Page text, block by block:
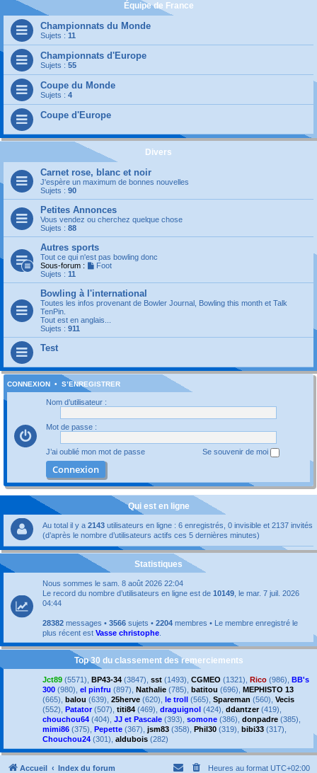
Équipe de France
Championnats du Monde
Sujets : 11
Championnats d'Europe
Sujets : 55
Coupe du Monde
Sujets : 4
Coupe d'Europe
Divers
Carnet rose, blanc et noir
J'espère un maximum de bonnes nouvelles
Sujets : 90
Petites Annonces
Vous vendez ou cherchez quelque chose
Sujets : 88
Autres sports
Tout ce qui n'est pas bowling donc
Sous-forum :
Foot
Sujets : 11
Bowling à l'international
Toutes les infos provenant de Bowler Journal, Bowling this month et Talk
TenPin.
Tout est en anglais...
Sujets : 911
Test
CONNEXION • S’ENREGISTRER
Nom d’utilisateur :
Mot de passe :
J’ai oublié mon mot de passe Se souvenir de moi
Qui est en ligne
Au total il y a 2143 utilisateurs en ligne : 6 enregistrés, 0 invisible et 2137 invités
(d’après le nombre d’utilisateurs actifs ces 5 dernières minutes)
Statistiques
Nous sommes le sam. 8 août 2026 22:04
Le record du nombre d’utilisateurs en ligne est de 10149 , le mar. 7 juil. 2026
04:44
28382 messages • 3566 sujets • 2204 membres • Le membre enregistré le
plus récent est Vasse christophe
Top 30 du classement des remerciements
Jct89 (5571), BP43-34 (3847), sst (1493), CGMEO (1321), Rico (986), BB's
300 (980), el pinfru (897), Nathalie (785), batitou (696), MEPHISTO 13
(665), balou (639), 25herve (620), le troll (565), Spareman (560), Vecis
(552), Patator (507), titi84 (469), draguignol (424), ddantzer(419),
chouchou64 (404), JJ et Pascale (393), somone (386), donpadre (385),
mimi86 (375), Pepette (367), jsm83 (358), Phil30 (319), bibi33 (317),
Chouchou24 (301), aldubois (282)
Accueil Index du forum Heures au format UTC+02:00